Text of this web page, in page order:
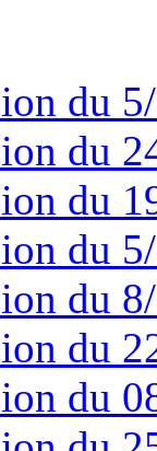
du
du
du
du
du
du
du